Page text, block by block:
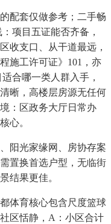
套仅做参考；二手畅
项目五证能否齐备，
收支口、从干道最远，
施工许可证》101，亦
合哪一类人群入手，
晰，高楼层房源无任何
：区政务大厅日常办
心。
光家缘网、房协存案
置换首选户型，无临街
结果更佳。
育核心包含尺度篮球
区恬静，A：小区合计